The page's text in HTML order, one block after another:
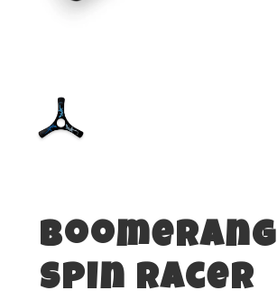
Boomerang
Spin Racer